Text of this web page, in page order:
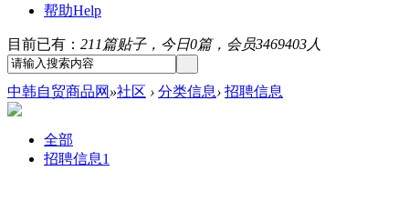
帮助Help
目前已有： 211篇贴子，今日0篇，会员3469403人
中韩自贸商品网 »社区 › 分类信息› 招聘信息
全部
招聘信息1